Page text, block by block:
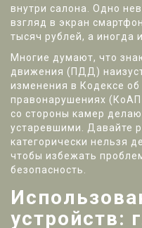
внутри салона. Одно
взгляд в экран
тысяч рублей, а иногда
Многие думают, что
движения (ПДД)
изменения в Кодексе
правонарушениях
со стороны камер
устаревшими. Давайте
категорически нельзя
чтобы избежать
безопасность.
устройств: